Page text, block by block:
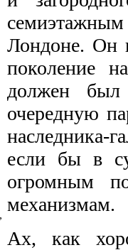
Лондоне. Он
поколение
должен был
очередную
наследника-
если бы в
огромным
механизмам.
Ах, как